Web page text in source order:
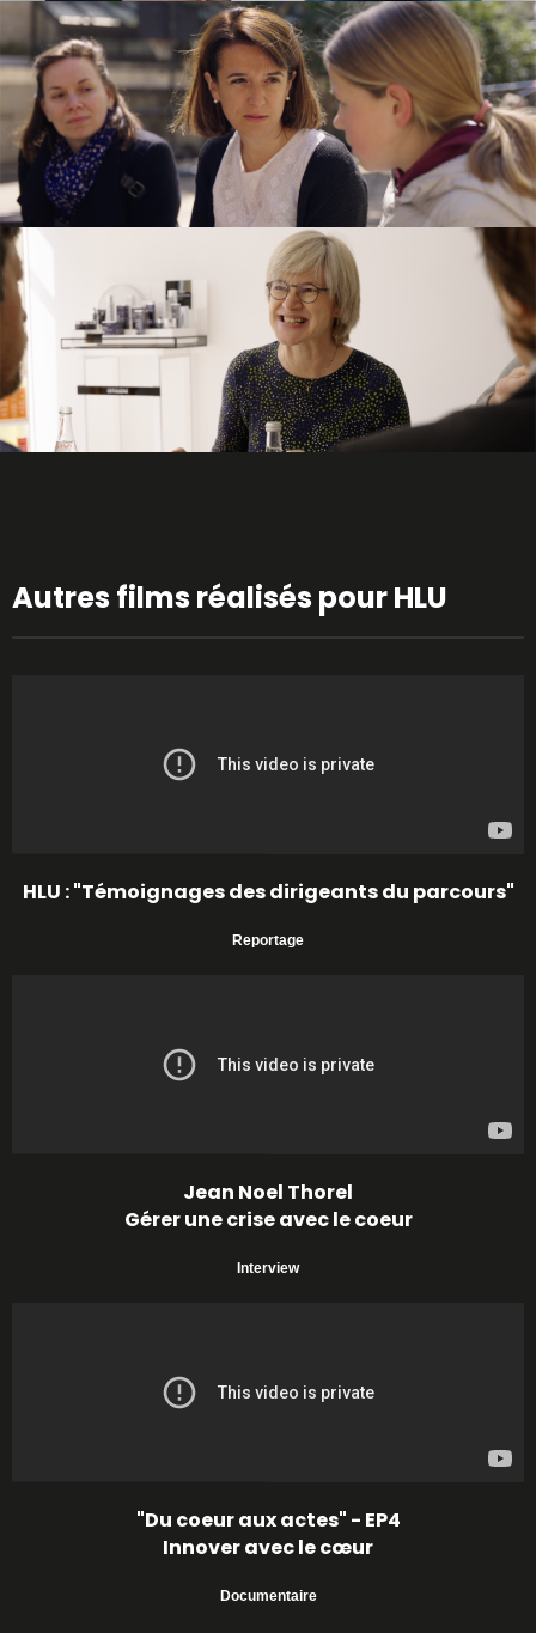
Autres films réalisés pour HLU
HLU : "Témoignages des dirigeants du parcours"
Reportage
Jean Noel Thorel
Gérer une crise avec le coeur
Interview
"Du coeur aux actes" - EP4
Innover avec le cœur
Documentaire